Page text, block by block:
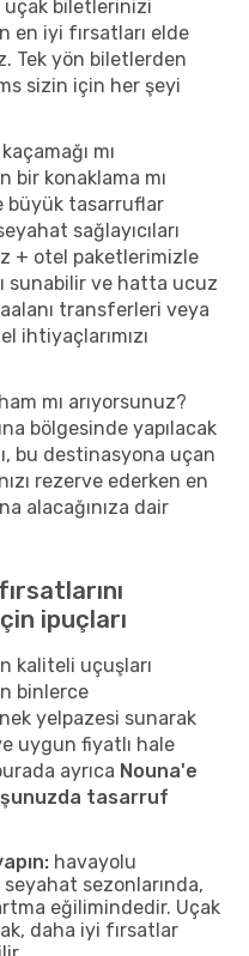
uçak biletlerinizi
en iyi fırsatları elde
Tek yön biletlerden
sizin için her şeyi
mı
bir konaklama mı
büyük tasarruflar
sağlayıcıları
+ otel paketlerimizle
sunabilir ve hatta ucuz
transferleri veya
ihtiyaçlarımızı
mı arıyorsunuz?
bölgesinde yapılacak
bu destinasyona uçan
rezerve ederken en
alacağınıza dair
ipuçları
kaliteli uçuşları
binlerce
yelpazesi sunarak
uygun fiyatlı hale
ayrıca Nouna'e
tasarruf
havayolu
sezonlarında,
eğilimindedir. Uçak
daha iyi fırsatlar